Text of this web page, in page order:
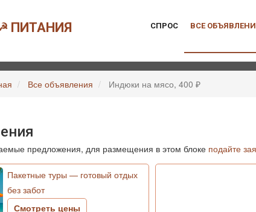
ПИТАНИЯ СПРОС ВСЕ
Все объявления Индюки на мясо, 400 ₽
предложения, для размещения в этом блоке подайте
Пакетные туры — готовый отдых
без забот
Смотреть цены